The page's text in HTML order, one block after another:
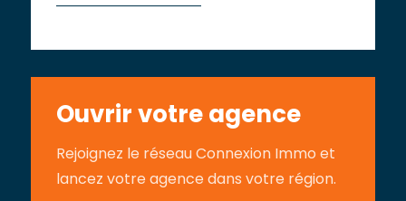
Ouvrir votre agence
Rejoignez le réseau Connexion Immo et
lancez votre agence dans votre région.